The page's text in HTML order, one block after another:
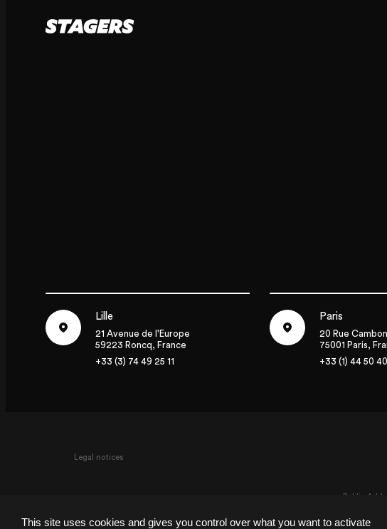
21 Avenue de l'Europe
Lille
21 Avenue de l'Europe
59223 Roncq, France
+33 (3) 74 49 25 11
Paris
20 Rue Cambon
75001 Paris,
+33 (1) 44 50
Legal notices
Public
This site uses cookies and gives you control over what you want to activate